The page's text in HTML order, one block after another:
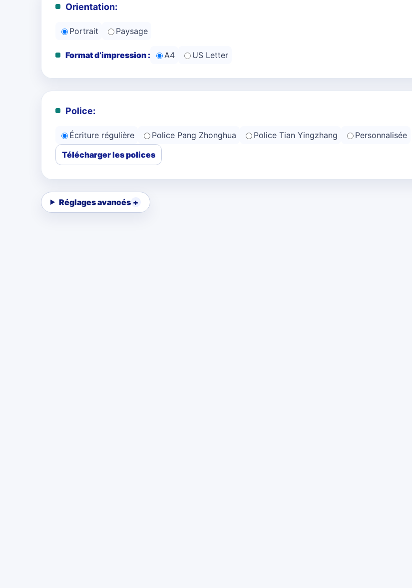
Orientation:
Portrait Paysage
Format d’impression : A4 US Letter
Police:
Écriture régulière Police Pang Zhonghua Police Tian Yingzhang
Personnalisée
Télécharger les polices
Réglages avancés